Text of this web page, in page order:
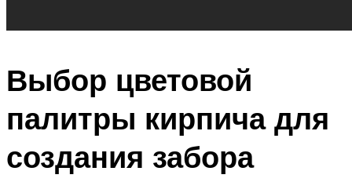
Выбор цветовой
палитры кирпича для
создания забора